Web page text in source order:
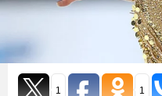
1 1